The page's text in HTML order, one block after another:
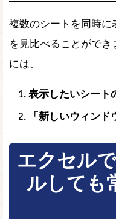
複数のシートを同時に
を見比べることがで
には、
表示したいシート
「新しいウィンド
エクセル
ルしても